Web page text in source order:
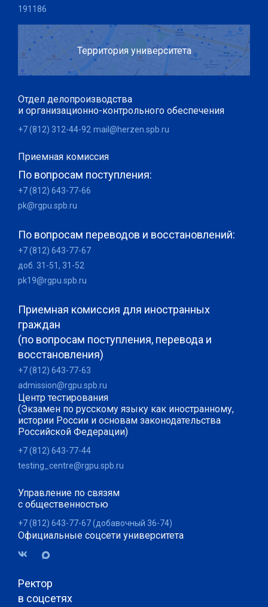
191186
Территория университета
Отдел делопроизводства
и организационно-контрольного обеспечения
+7 (812) 312-44-92 mail@herzen.spb.ru
Приемная комиссия
По вопросам поступления:
+7 (812) 643-77-66
pk@rgpu.spb.ru
По вопросам переводов и восстановлений:
+7 (812) 643-77-67
доб. 31-51, 31-52
pk19@rgpu.spb.ru
Приемная комиссия для иностранных
граждан
(по вопросам поступления, перевода и
восстановления)
+7 (812) 643-77-63
admission@rgpu.spb.ru
Центр тестирования
(Экзамен по русскому языку как иностранному,
истории России и основам законодательства
Российской Федерации)
+7 (812) 643-77-44
testing_centre@rgpu.spb.ru
Управление по связям
с общественностью
+7 (812) 643-77-67 (добавочный 36-74)
Официальные соцсети университета
Ректор
в соцсетях